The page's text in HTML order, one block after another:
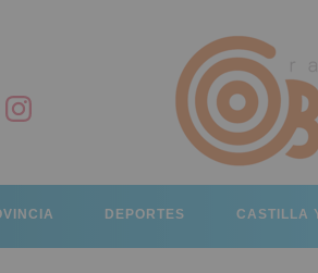
DEPORTES CASTILLA